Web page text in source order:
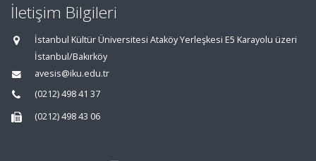
İletişim Bilgileri
İstanbul Kültür Üniversitesi Ataköy Yerleşkesi E5 Karayolu üzeri
İstanbul/Bakırköy
avesis@iku.edu.tr
(0212) 498 41 37
(0212) 498 43 06